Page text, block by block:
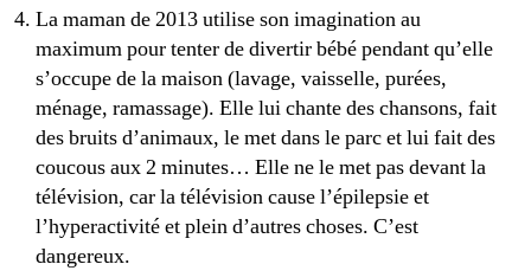
La maman de 2013 utilise son imagination au
maximum pour tenter de divertir bébé pendant qu’elle
s’occupe de la maison (lavage, vaisselle, purées,
ménage, ramassage). Elle lui chante des chansons, fait
des bruits d’animaux, le met dans le parc et lui fait des
coucous aux 2 minutes… Elle ne le met pas devant la
télévision, car la télévision cause l’épilepsie et
l’hyperactivité et plein d’autres choses. C’est
dangereux.